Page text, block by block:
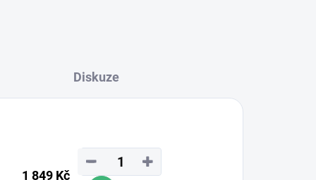
Diskuze
1 849 Kč
+
−